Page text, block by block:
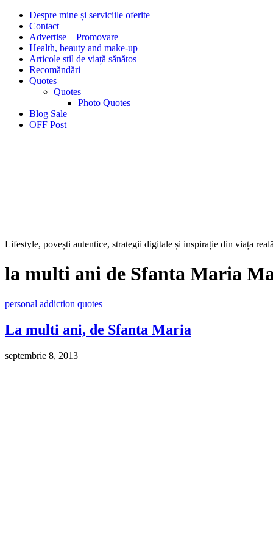
Despre mine și serviciile oferite
Contact
Advertise – Promovare
Health, beauty and make-up
Articole stil de viață sănătos
Recomăndări
Quotes
Quotes
Photo Quotes
Blog Sale
OFF Post
Lifestyle, povești autentice, strategii digitale și inspirație din viața
la multi ani de Sfanta Maria
personal addiction quotes
La multi ani, de Sfanta Maria
septembrie 8, 2013